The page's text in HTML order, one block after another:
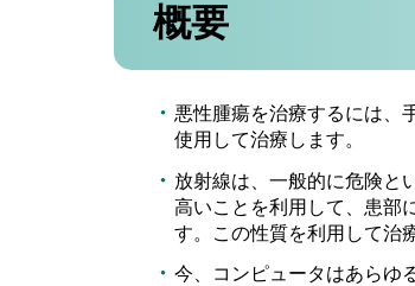
概要
悪性腫瘍を治療するには、
使用して治療します。
放射線は、一般的に危険と
高いことを利用して、患部
す。この性質を利用して治
今、コンピュータはあらゆ